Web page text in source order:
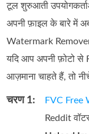
टूल शुरुआती
अपनी फ़ाइल के बारे में
Watermark Remover
यदि आप अपनी फ़ोटो से
आज़माना चाहते हैं, तो
चरण 1: FVC Free
Reddit